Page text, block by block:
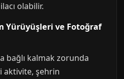
olabilir.
Yürüyüşleri ve Fotoğraf
bağlı kalmak zorunda
aktivite, şehrin